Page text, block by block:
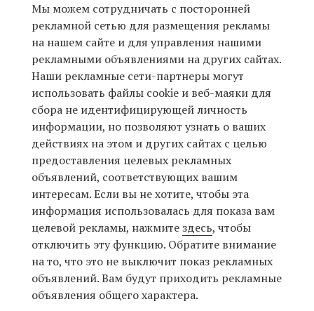
Мы можем сотрудничать с посторонней
рекламной сетью для размещения рекламы
на нашем сайте и для управления нашими
рекламными объявлениями на других сайтах.
Наши рекламные сети-партнеры могут
использовать файлы cookie и веб-маяки для
сбора не идентифицирующей личность
информации, но позволяют узнать о ваших
действиях на этом и других сайтах с целью
предоставления целевых рекламных
объявлений, соответствующих вашим
интересам. Если вы не хотите, чтобы эта
информация использовалась для показа вам
целевой рекламы, нажмитездесь, чтобы
отключить эту функцию. Обратите внимание
на то, что это не выключит показ рекламных
объявлений. Вам будут приходить рекламные
объявления общего характера.